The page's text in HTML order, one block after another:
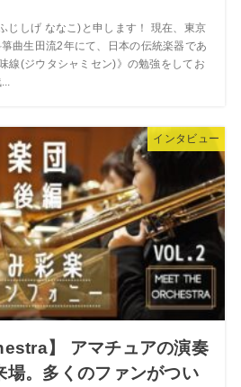
じしげ ななこ)と申します！ 現在、東京
曲生田流2年にて、日本の伝統楽器であ
線(ジウタシャミセン)》の勉強をしてお
インタビュー
】 アマチュアの演奏
場。多くのファンがつい